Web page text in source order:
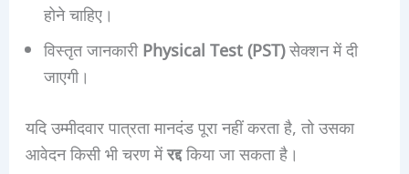
होने चाहिए।
विस्तृत जानकारीPhysical Test (PST)सेक्शन में दी
जाएगी।
यदि उम्मीदवार पात्रता मानदंड पूरा नहीं करता है, तो उसका
आवेदन किसी भी चरण मेंरद्दकिया जा सकता है।